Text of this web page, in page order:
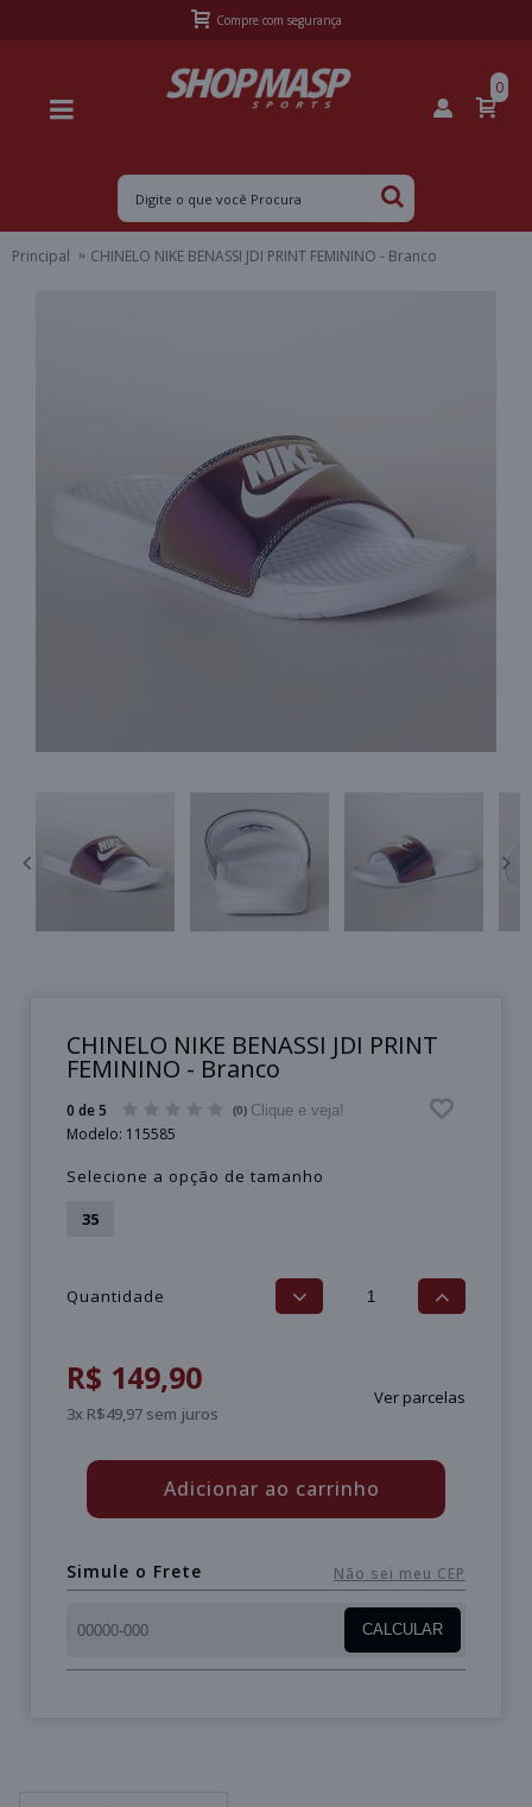
Frete Grátis Sul acima de R$399,99 e Sudeste acima de R$499,99
0
Principal CHINELO NIKE BENASSI JDI PRINT FEMININO - Branco
CHINELO NIKE BENASSI JDI PRINT
FEMININO - Branco
0 de 5 (0) Clique e veja!
Modelo: 115585
Selecione a opção de tamanho
35
Quantidade
Ver parcelas
R$ 149,90
3x R$49,97 sem juros
Adicionar ao carrinho
Simule o Frete Não sei meu CEP
CALCULAR